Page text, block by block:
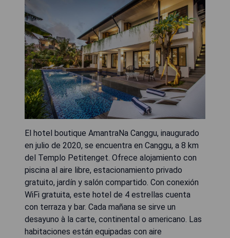
El hotel boutique AmantraNa Canggu, inaugurado
en julio de 2020, se encuentra en Canggu, a 8 km
del Templo Petitenget. Ofrece alojamiento con
piscina al aire libre, estacionamiento privado
gratuito, jardín y salón compartido. Con conexión
WiFi gratuita, este hotel de 4 estrellas cuenta
con terraza y bar. Cada mañana se sirve un
desayuno à la carte, continental o americano. Las
habitaciones están equipadas con aire